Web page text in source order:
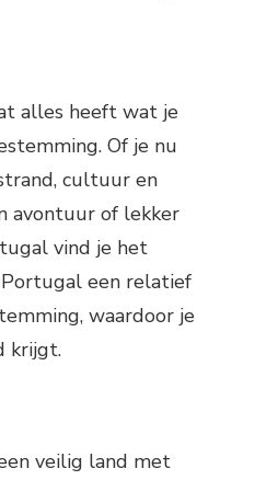
alles heeft wat je
Of je nu
cultuur en
avontuur of lekker
vind je het
een relatief
waardoor je
krijgt.
veilig land met